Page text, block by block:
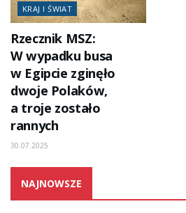
KRAJ I ŚWIAT
Rzecznik MSZ:
W wypadku busa
w Egipcie zginęło
dwoje Polaków,
a troje zostało
rannych
30.07.2025
NAJNOWSZE